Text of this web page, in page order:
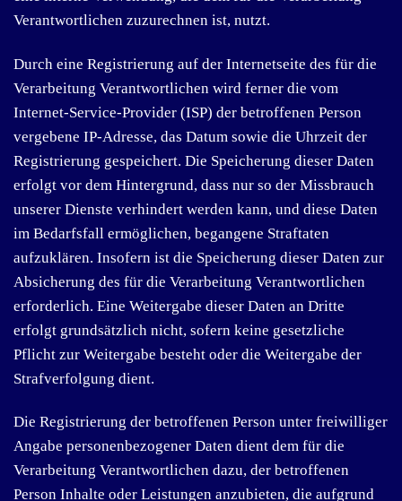
Verantwortlichen zuzurechnen ist, nutzt.
Durch eine Registrierung auf der Internetseite des für die
Verarbeitung Verantwortlichen wird ferner die vom
Internet-Service-Provider (ISP) der betroffenen Person
vergebene IP-Adresse, das Datum sowie die Uhrzeit der
Registrierung gespeichert. Die Speicherung dieser Daten
erfolgt vor dem Hintergrund, dass nur so der Missbrauch
unserer Dienste verhindert werden kann, und diese Daten
im Bedarfsfall ermöglichen, begangene Straftaten
aufzuklären. Insofern ist die Speicherung dieser Daten zur
Absicherung des für die Verarbeitung Verantwortlichen
erforderlich. Eine Weitergabe dieser Daten an Dritte
erfolgt grundsätzlich nicht, sofern keine gesetzliche
Pflicht zur Weitergabe besteht oder die Weitergabe der
Strafverfolgung dient.
Die Registrierung der betroffenen Person unter freiwilliger
Angabe personenbezogener Daten dient dem für die
Verarbeitung Verantwortlichen dazu, der betroffenen
Person Inhalte oder Leistungen anzubieten, die aufgrund